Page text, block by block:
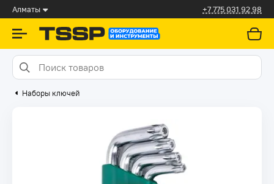
Алматы +7 775 031 92 98
Наборы ключей